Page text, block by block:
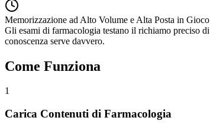
Memorizzazione ad Alto Volume e Alta Posta in Gioco
Gli esami di farmacologia testano il richiamo preciso
conoscenza serve davvero.
Come Funziona
1
Carica Contenuti di Farmacologia